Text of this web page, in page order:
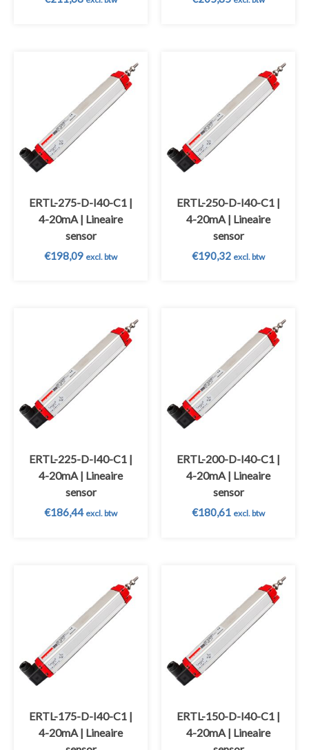
ERTL-275-D-I40-C1 |
4-20mA | Lineaire
sensor
€198,09 excl. btw
ERTL-250-D-I40-C1 |
4-20mA | Lineaire
sensor
€190,32 excl. btw
ERTL-225-D-I40-C1 |
4-20mA | Lineaire
sensor
€186,44 excl. btw
ERTL-200-D-I40-C1 |
4-20mA | Lineaire
sensor
€180,61 excl. btw
ERTL-175-D-I40-C1 |
4-20mA | Lineaire
ERTL-150-D-I40-C1 |
4-20mA | Lineaire